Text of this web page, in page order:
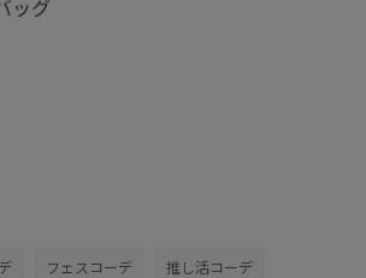
ッグ
フェスコーデ 推し活コーデ